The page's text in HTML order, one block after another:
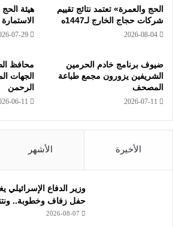
الحج والعمرة» تعتمد نتائج تقييم
شركات حجاج الخارج لـ1447ه
2026-08-04
هيئة الحج
07-29
ضيوف برنامج خادم الحرمين
الشريفين يزورون مجمع طباعة
المصحف
2026-07-11
محافظ
الجهات
الرحمن
06-11
الأخيرة الأشهر
وزير الدفاع الإسرائيلي
حفل زفاف وخطوبة..
2026-08-07